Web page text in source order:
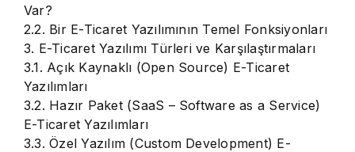
Var?
2.2. Bir E-Ticaret Yazılımının Temel Fonksiyonları
3. E-Ticaret Yazılımı Türleri ve Karşılaştırmaları
3.1. Açık Kaynaklı (Open Source) E-Ticaret
Yazılımları
3.2. Hazır Paket (SaaS – Software as a Service)
E-Ticaret Yazılımları
3.3. Özel Yazılım (Custom Development) E-